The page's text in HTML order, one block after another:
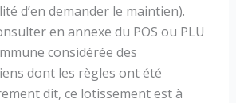
d’en demander le maintien).
en annexe du POS ou PLU
considérée des
dont les règles ont été
dit, ce lotissement est à